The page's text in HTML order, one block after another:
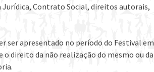
Jurídica, Contrato Social, direitos autorais,
ser apresentado no período do Festival em
direito da não realização do mesmo ou da